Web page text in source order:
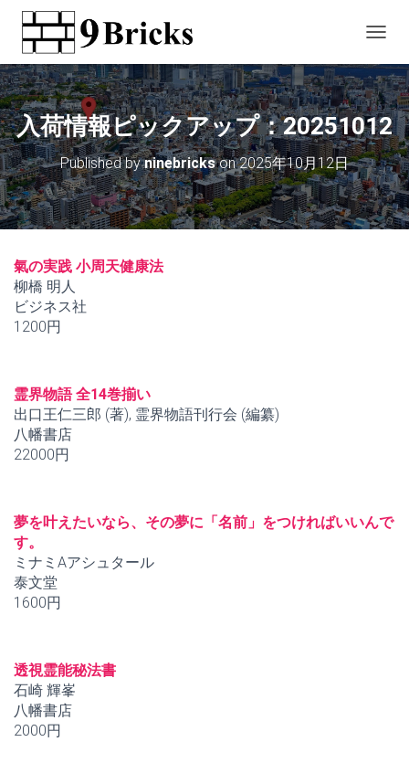
O
G
G
L
E
N
A
V
I
G
入荷情報ピックアップ：20251012
Published byninebrickson2025年10月12日
氣の実践 小周天健康法
柳橋 明人
ビジネス社
1200円
霊界物語 全14巻揃い
出口王仁三郎 (著), 霊界物語刊行会 (編纂)
八幡書店
22000円
夢を叶えたいなら、その夢に「名前」をつければいいんで
す。
ミナミAアシュタール
泰文堂
1600円
透視霊能秘法書
石崎 輝峯
八幡書店
2000円